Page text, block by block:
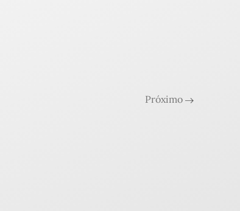
Próximo